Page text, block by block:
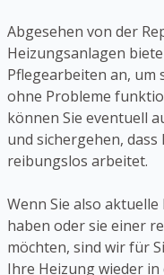
Abgesehen von der
Heizungsanlagen
Pflegearbeiten an, um
ohne Probleme
können Sie eventuell
und sichergehen,
reibungslos arbeitet.
Wenn Sie also
haben oder sie einer
möchten, sind wir für
Ihre Heizung wieder